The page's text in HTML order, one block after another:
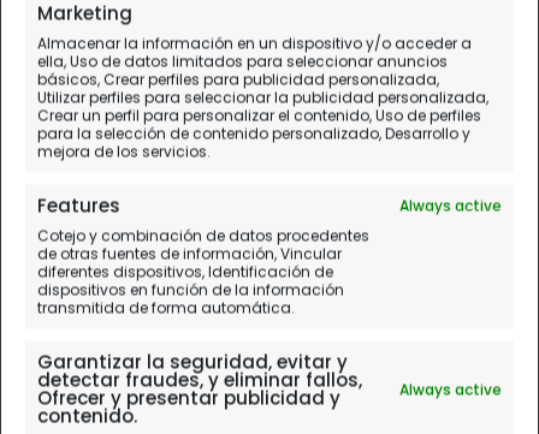
Marketing
Almacenar la información en un dispositivo y/o acceder a
ella, Uso de datos limitados para seleccionar anuncios
básicos, Crear perfiles para publicidad personalizada,
Utilizar perfiles para seleccionar la publicidad personalizada,
Crear un perfil para personalizar el contenido, Uso de perfiles
para la selección de contenido personalizado, Desarrollo y
mejora de los servicios.
Features
Always active
Cotejo y combinación de datos procedentes
de otras fuentes de información, Vincular
diferentes dispositivos, Identificación de
dispositivos en función de la información
transmitida de forma automática.
Garantizar la seguridad, evitar y
detectar fraudes, y eliminar fallos,
Ofrecer y presentar publicidad y
contenido.
Always active